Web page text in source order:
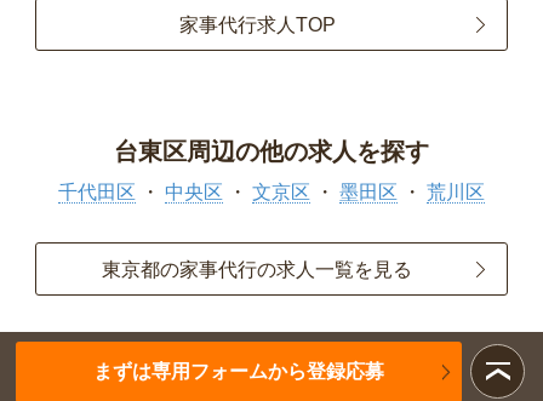
家事代行求人TOP
台東区周辺の他の求人を探す
千代田区 中央区 文京区 墨田区 荒川区
東京都の家事代行の求人一覧を見る
まずは専用フォームから登録応募